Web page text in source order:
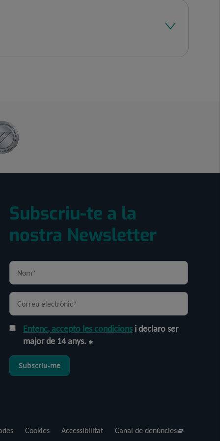
Subscriu-te a la
nostra Newsletter
Entenc, accepto les condicions i declaro ser
major de 14 anys.
Subscriu-me
Cookies Accessibilitat Canal de denúncies